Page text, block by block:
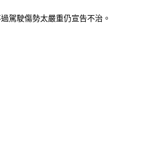
駕駛傷勢太嚴重仍宣告不治。